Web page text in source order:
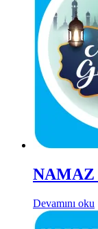
NAMAZ
Devamını oku